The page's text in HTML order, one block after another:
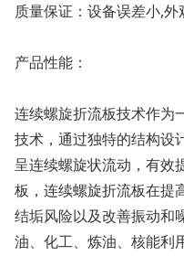
质量保证：设备误差小,外
产品性能：
连续螺旋折流板技术作为
技术，通过独特的结构设
呈连续螺旋状流动，有效
板，连续螺旋折流板在提
结垢风险以及改善振动和
油、化工、炼油、核能利